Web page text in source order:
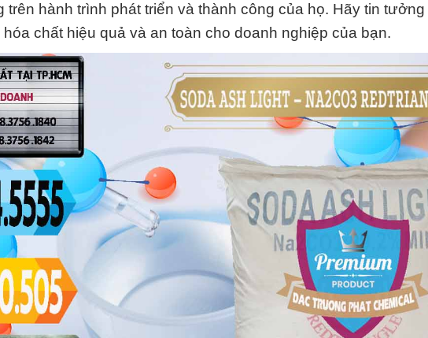
trên hành trình phát triển và thành công của họ. Hãy tin
chất hiệu quả và an toàn cho doanh nghiệp của bạn.